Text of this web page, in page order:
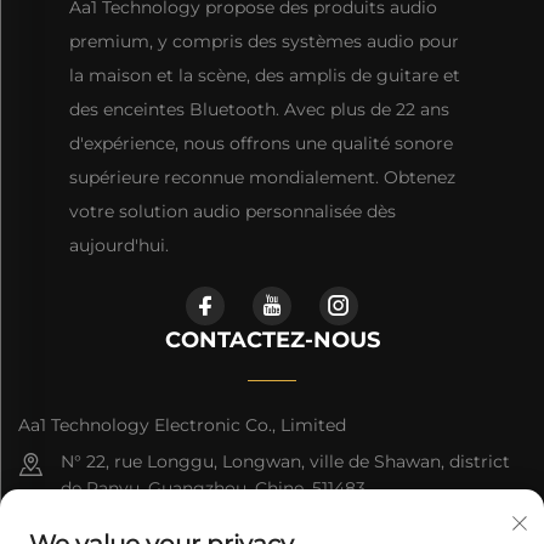
Aa1 Technology propose des produits audio
premium, y compris des systèmes audio pour
la maison et la scène, des amplis de guitare et
des enceintes Bluetooth. Avec plus de 22 ans
d'expérience, nous offrons une qualité sonore
supérieure reconnue mondialement. Obtenez
votre solution audio personnalisée dès
aujourd'hui.
CONTACTEZ-NOUS
Aa1 Technology Electronic Co., Limited
N° 22, rue Longgu, Longwan, ville de Shawan, district
de Panyu, Guangzhou, Chine, 511483
+86-19588875523